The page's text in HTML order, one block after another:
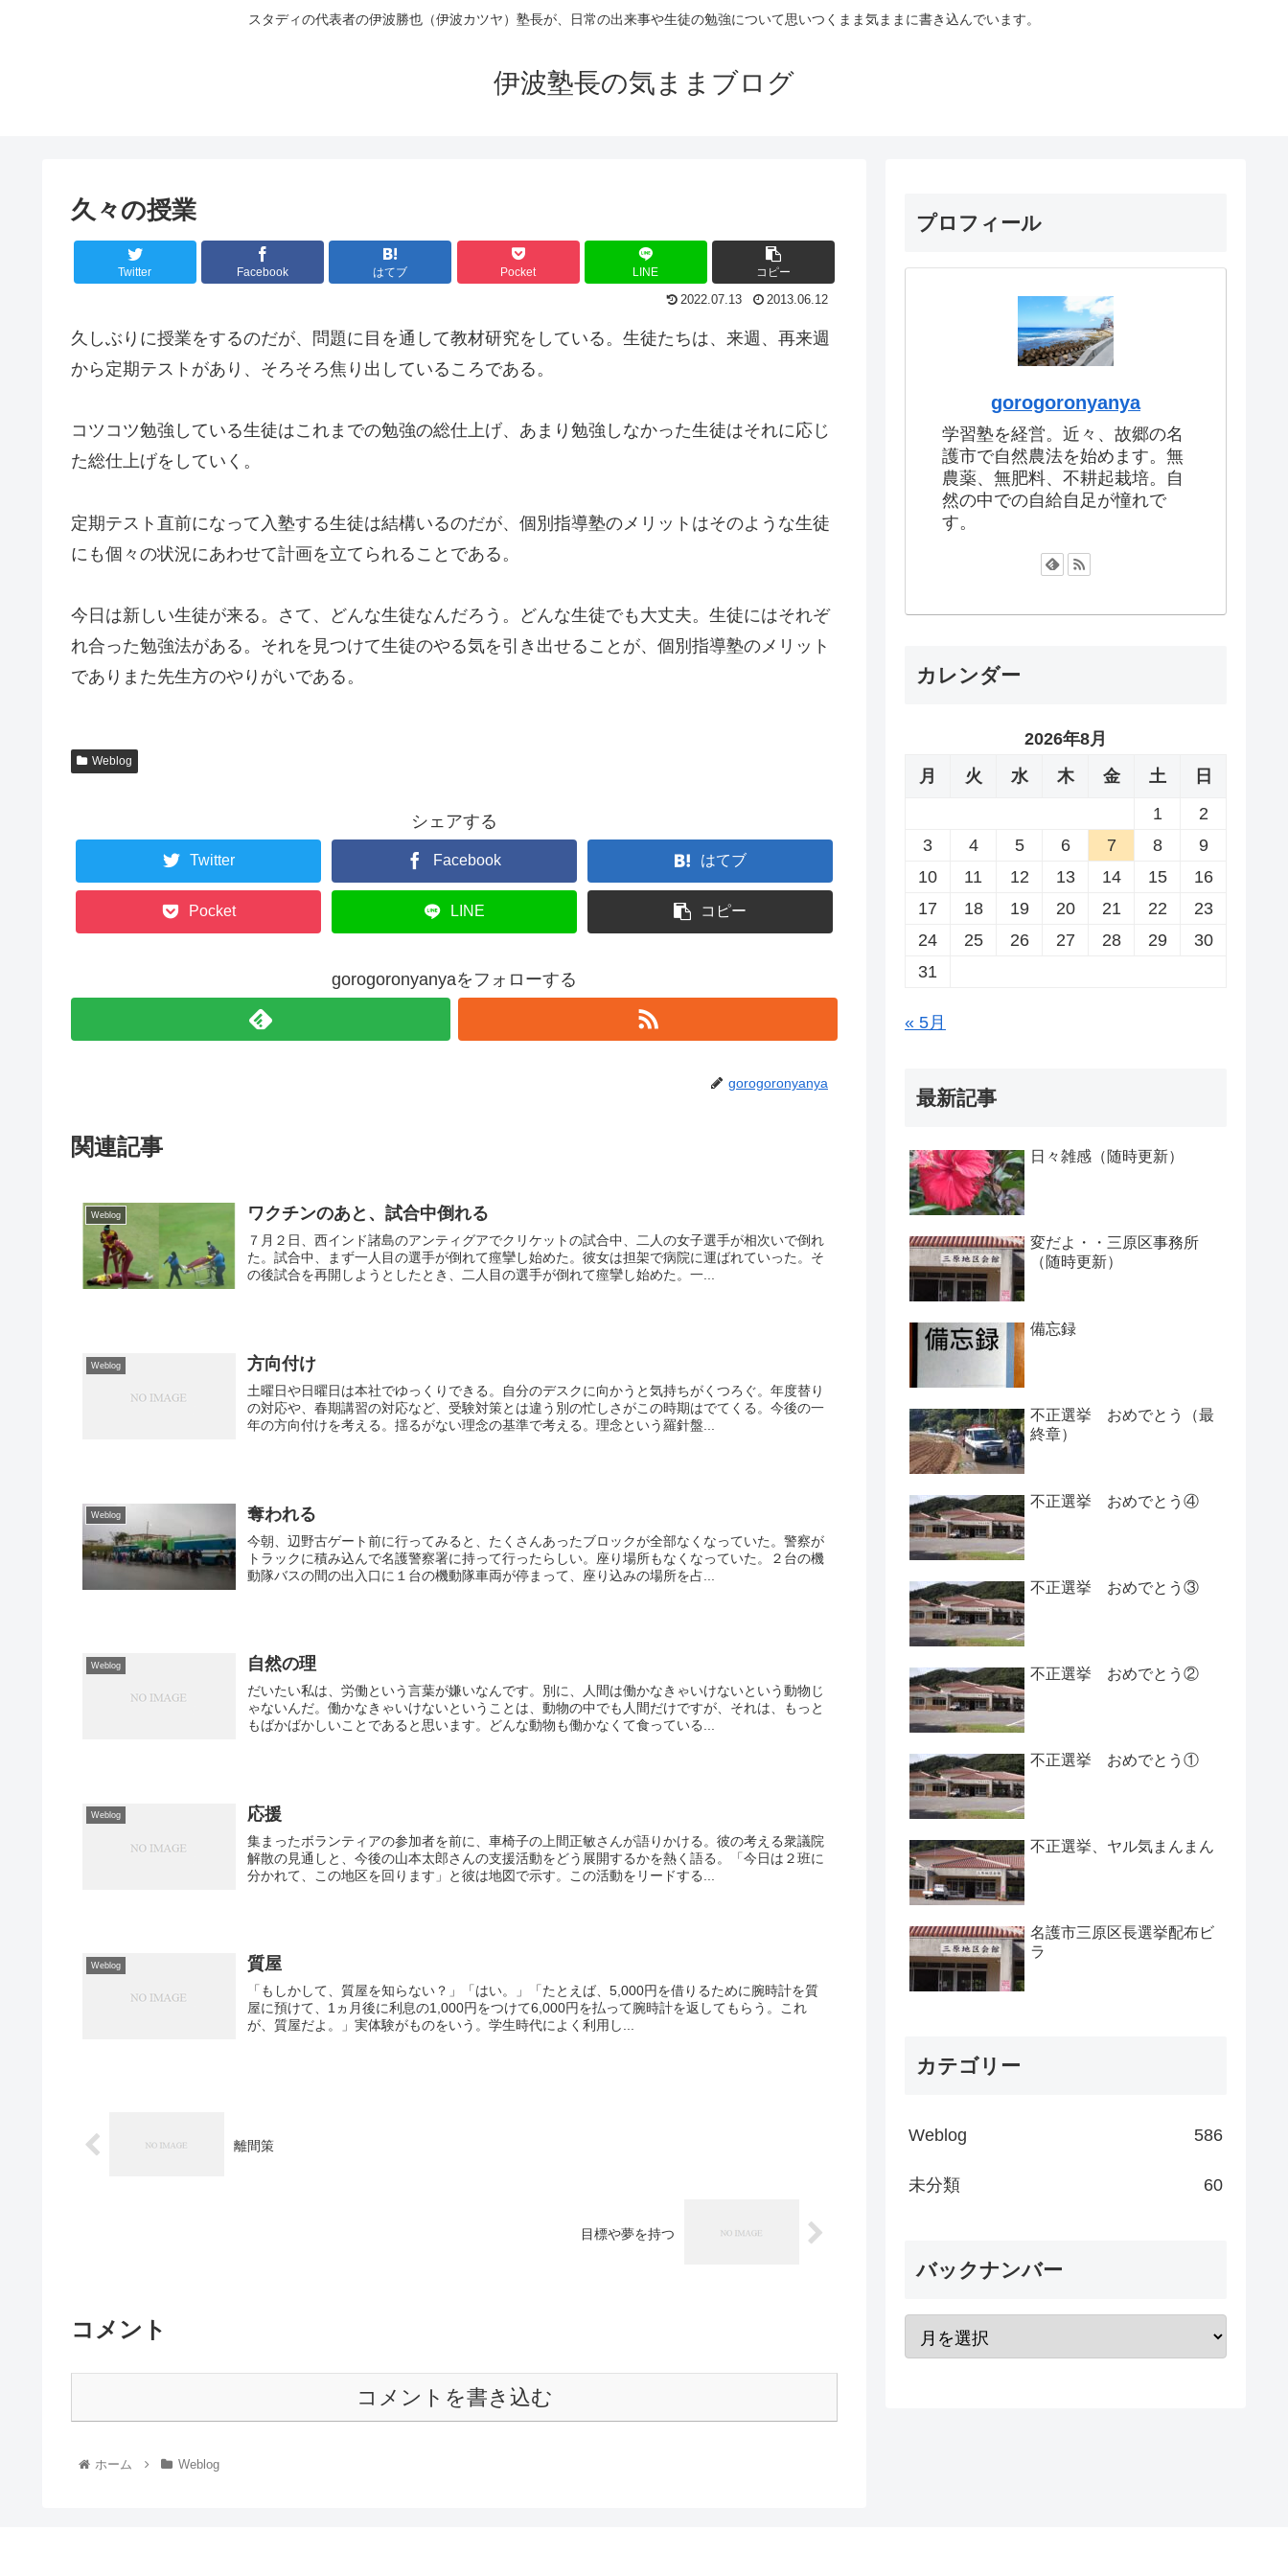
スタディの代表者の伊波勝也（伊波カツヤ）塾長が、日常の出来事や生徒の勉強について思いつくまま気ままに書き込んでいます。
伊波塾長の気ままブログ
久々の授業
Twitter Facebook はてブ Pocket LINE コピー
2022.07.13 2013.06.12
久しぶりに授業をするのだが、問題に目を通して教材研究をしている。生徒たちは、来週、再来週
から定期テストがあり、そろそろ焦り出しているころである。
コツコツ勉強している生徒はこれまでの勉強の総仕上げ、あまり勉強しなかった生徒はそれに応じ
た総仕上げをしていく。
定期テスト直前になって入塾する生徒は結構いるのだが、個別指導塾のメリットはそのような生徒
にも個々の状況にあわせて計画を立てられることである。
今日は新しい生徒が来る。さて、どんな生徒なんだろう。どんな生徒でも大丈夫。生徒にはそれぞ
れ合った勉強法がある。それを見つけて生徒のやる気を引き出せることが、個別指導塾のメリット
でありまた先生方のやりがいである。
Weblog
シェアする
Twitter Facebook はてブ
Pocket LINE コピー
gorogoronyanyaをフォローする
gorogoronyanya
関連記事
Weblog ワクチンのあと、試合中倒れる
７月２日、西インド諸島のアンティグアでクリケットの試合中、二人の女子選手が相次いで倒れ
た。試合中、まず一人目の選手が倒れて痙攣し始めた。彼女は担架で病院に運ばれていった。そ
の後試合を再開しようとしたとき、二人目の選手が倒れて痙攣し始めた。一...
Weblog 方向付け
土曜日や日曜日は本社でゆっくりできる。自分のデスクに向かうと気持ちがくつろぐ。年度替り
の対応や、春期講習の対応など、受験対策とは違う別の忙しさがこの時期はでてくる。今後の一
年の方向付けを考える。揺るがない理念の基準で考える。理念という羅針盤...
Weblog 奪われる
今朝、辺野古ゲート前に行ってみると、たくさんあったブロックが全部なくなっていた。警察が
トラックに積み込んで名護警察署に持って行ったらしい。座り場所もなくなっていた。２台の機
動隊バスの間の出入口に１台の機動隊車両が停まって、座り込みの場所を占...
Weblog 自然の理
だいたい私は、労働という言葉が嫌いなんです。別に、人間は働かなきゃいけないという動物じ
ゃないんだ。働かなきゃいけないということは、動物の中でも人間だけですが、それは、もっと
もばかばかしいことであると思います。どんな動物も働かなくて食っている...
Weblog 応援
集まったボランティアの参加者を前に、車椅子の上間正敏さんが語りかける。彼の考える衆議院
解散の見通しと、今後の山本太郎さんの支援活動をどう展開するかを熱く語る。「今日は２班に
分かれて、この地区を回ります」と彼は地図で示す。この活動をリードする...
Weblog 質屋
「もしかして、質屋を知らない？」「はい。」「たとえば、5,000円を借りるために腕時計を質
屋に預けて、1ヵ月後に利息の1,000円をつけて6,000円を払って腕時計を返してもらう。これ
が、質屋だよ。」実体験がものをいう。学生時代によく利用し...
離間策
目標や夢を持つ
コメント
コメントを書き込む
ホーム Weblog
プロフィール
gorogoronyanya
学習塾を経営。近々、故郷の名
護市で自然農法を始めます。無
農薬、無肥料、不耕起栽培。自
然の中での自給自足が憧れで
す。
カレンダー
2026年8月
月
火 水 木 金 土
日
1
2
3
4 5 6 7 8
9
10
11 12 13 14 15
16
17
18 19 20 21 22
23
24
25 26 27 28 29
30
31
« 5月
最新記事
日々雑感（随時更新）
変だよ・・三原区事務所
（随時更新）
備忘録
不正選挙 おめでとう（最
終章）
不正選挙 おめでとう④
不正選挙 おめでとう③
不正選挙 おめでとう②
不正選挙 おめでとう①
不正選挙、ヤル気まんまん
名護市三原区長選挙配布ビ
ラ
カテゴリー
Weblog 586
未分類 60
バックナンバー